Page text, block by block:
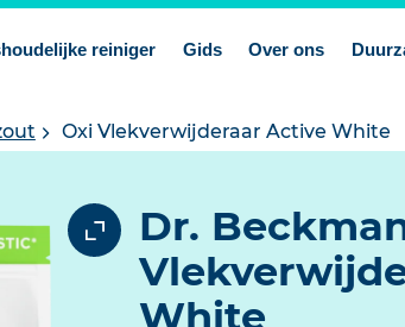
reiniger Gids Over ons
Oxi Vlekverwijderaar Active White
Dr.
White